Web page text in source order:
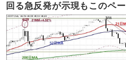
回る急反発が示現もこのペ